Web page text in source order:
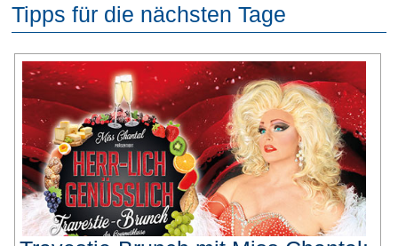
Tipps für die nächsten Tage